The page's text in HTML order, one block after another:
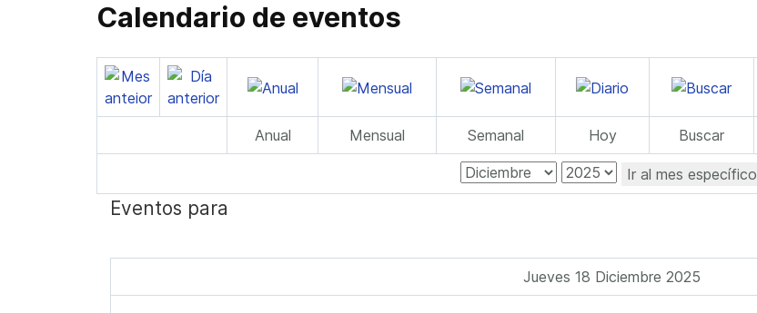
Calendario de eventos
Anual Mensual Semanal Hoy Buscar
Ir al mes específico
Eventos para
Jueves 18 Diciembre 2025